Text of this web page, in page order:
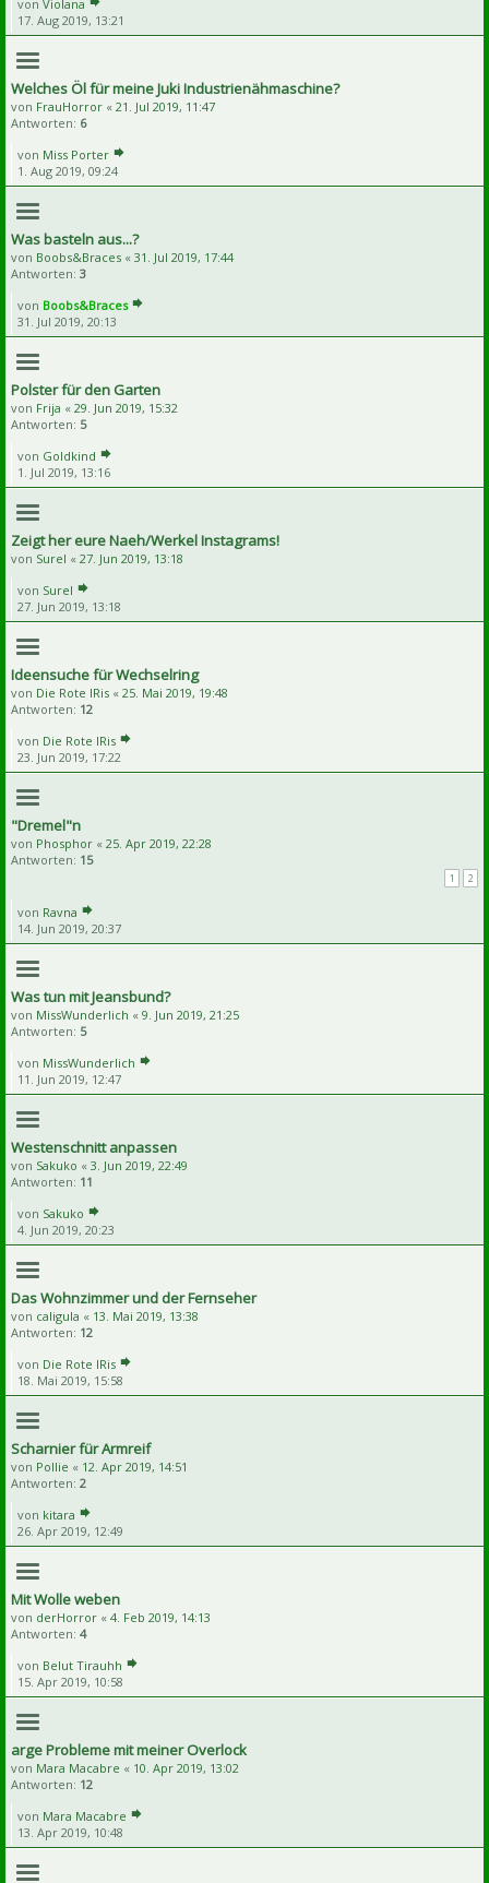
von Violana
17. Aug 2019, 13:21
Welches Öl für meine Juki Industrienähmaschine?
von FrauHorror « 21. Jul 2019, 11:47
Antworten: 6
von Miss Porter
1. Aug 2019, 09:24
Was basteln aus...?
von Boobs&Braces « 31. Jul 2019, 17:44
Antworten: 3
von Boobs&Braces
31. Jul 2019, 20:13
Polster für den Garten
von Frija « 29. Jun 2019, 15:32
Antworten: 5
von Goldkind
1. Jul 2019, 13:16
Zeigt her eure Naeh/Werkel Instagrams!
von Surel « 27. Jun 2019, 13:18
von Surel
27. Jun 2019, 13:18
Ideensuche für Wechselring
von Die Rote IRis « 25. Mai 2019, 19:48
Antworten: 12
von Die Rote IRis
23. Jun 2019, 17:22
"Dremel"n
von Phosphor « 25. Apr 2019, 22:28
Antworten: 15
1 2
von Ravna
14. Jun 2019, 20:37
Was tun mit Jeansbund?
von MissWunderlich « 9. Jun 2019, 21:25
Antworten: 5
von MissWunderlich
11. Jun 2019, 12:47
Westenschnitt anpassen
von Sakuko « 3. Jun 2019, 22:49
Antworten: 11
von Sakuko
4. Jun 2019, 20:23
Das Wohnzimmer und der Fernseher
von caligula « 13. Mai 2019, 13:38
Antworten: 12
von Die Rote IRis
18. Mai 2019, 15:58
Scharnier für Armreif
von Pollie « 12. Apr 2019, 14:51
Antworten: 2
von kitara
26. Apr 2019, 12:49
Mit Wolle weben
von derHorror « 4. Feb 2019, 14:13
Antworten: 4
von Belut Tirauhh
15. Apr 2019, 10:58
arge Probleme mit meiner Overlock
von Mara Macabre « 10. Apr 2019, 13:02
Antworten: 12
von Mara Macabre
13. Apr 2019, 10:48